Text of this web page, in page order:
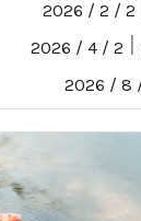
2 / 2 / 2026
2 / 4 / 2026